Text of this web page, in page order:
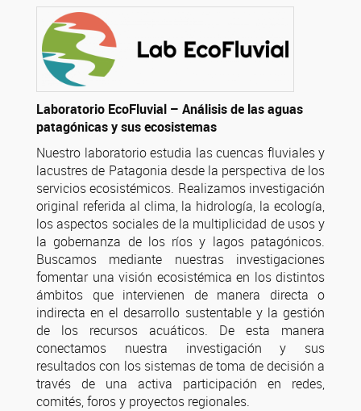
Laboratorio EcoFluvial – Análisis de las aguas
patagónicas y sus ecosistemas
Nuestro laboratorio estudia las cuencas fluviales y
lacustres de Patagonia desde la perspectiva de los
servicios ecosistémicos. Realizamos investigación
original referida al clima, la hidrología, la ecología,
los aspectos sociales de la multiplicidad de usos y
la gobernanza de los ríos y lagos patagónicos.
Buscamos mediante nuestras investigaciones
fomentar una visión ecosistémica en los distintos
ámbitos que intervienen de manera directa o
indirecta en el desarrollo sustentable y la gestión
de los recursos acuáticos. De esta manera
conectamos nuestra investigación y sus
resultados con los sistemas de toma de decisión a
través de una activa participación en redes,
comités, foros y proyectos regionales.